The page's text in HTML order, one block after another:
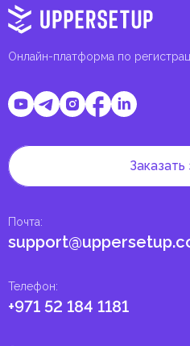
Онлайн-платформа по
Телефон:
+971 52 184 1181
Почта:
Заказать